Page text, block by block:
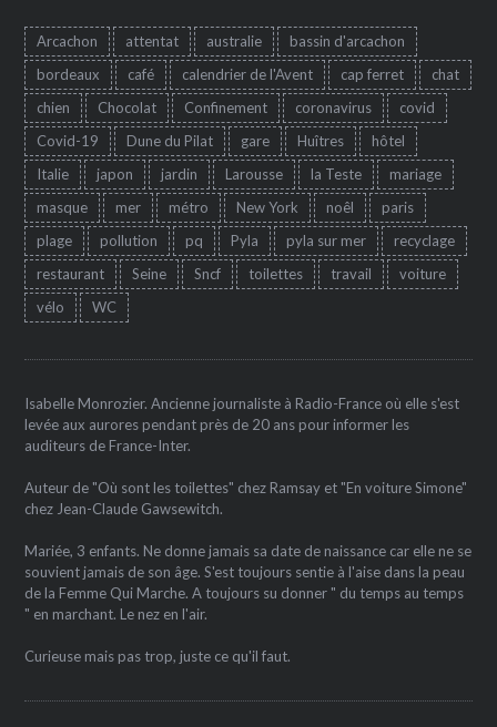
Arcachon attentat australie
bassin d'arcachon
bordeaux
café calendrier de l'Avent cap ferret
chat
chien
Chocolat Confinement coronavirus
covid
Covid-19
Dune du Pilat gare Huîtres
hôtel
Italie
japon jardin Larousse la Teste
mariage
masque
mer métro New York noêl
paris
plage
pollution pq Pyla pyla sur mer
recyclage
restaurant
Seine Sncf toilettes travail
voiture
vélo
WC
Isabelle Monrozier. Ancienne journaliste à Radio-France où elle s'est
levée aux aurores pendant près de 20 ans pour informer les
auditeurs de France-Inter.
Auteur de "Où sont les toilettes" chez Ramsay et "En voiture Simone"
chez Jean-Claude Gawsewitch.
Mariée, 3 enfants. Ne donne jamais sa date de naissance car elle ne se
souvient jamais de son âge. S'est toujours sentie à l'aise dans la peau
de la Femme Qui Marche. A toujours su donner " du temps au temps
" en marchant. Le nez en l'air.
Curieuse mais pas trop, juste ce qu'il faut.